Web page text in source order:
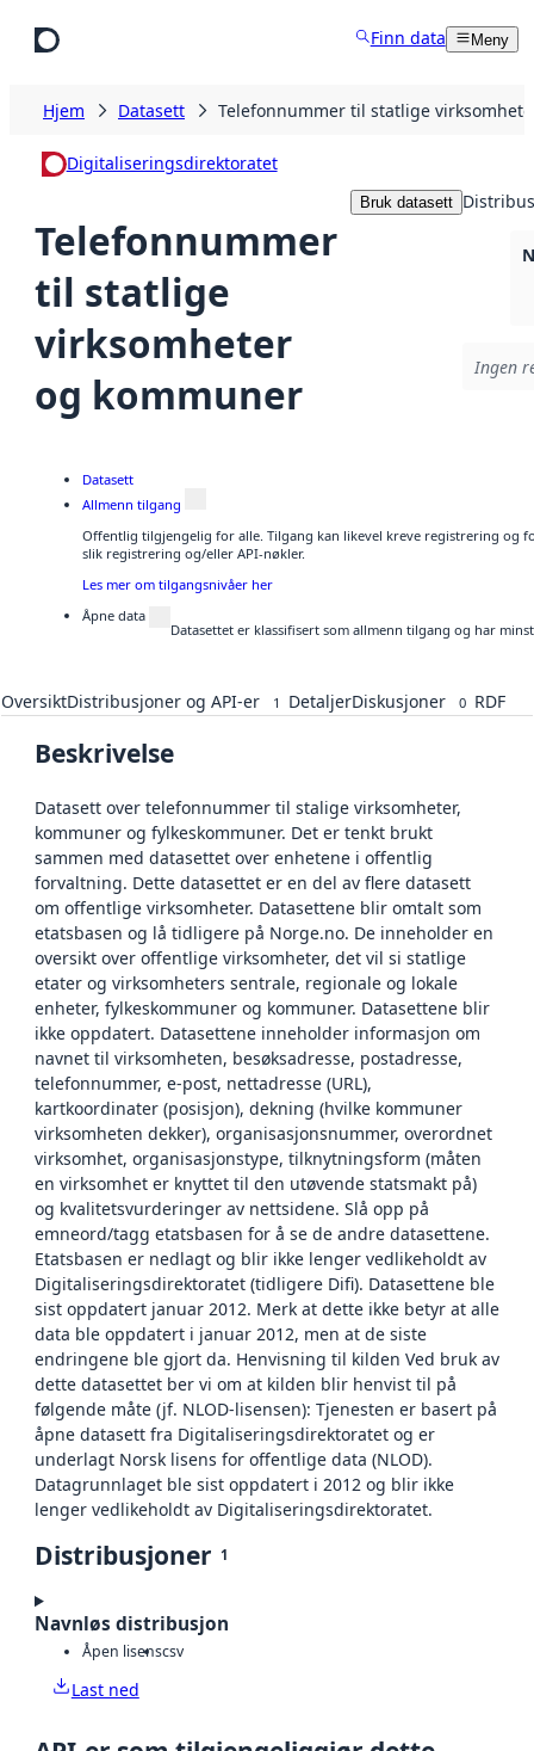
Finn data Meny
Hjem Datasett Telefonnummer til statlige
Digitaliseringsdirektoratet
Telefonnummer
til statlige
virksomheter
og kommuner
Bruk datasett
Ingen
Datasett
Allmenn tilgang
Offentlig tilgjengelig for alle. Tilgang kan likevel kreve registrering og
slik registrering og/eller API-nøkler.
Les mer om tilgangsnivåer her
Åpne data
Datasettet er klassifisert som allmenn tilgang og har
OversiktDistribusjoner og API-er 1 DetaljerDiskusjoner 0 RDF
Beskrivelse
Datasett over telefonnummer til stalige virksomheter,
kommuner og fylkeskommuner. Det er tenkt brukt
sammen med datasettet over enhetene i offentlig
forvaltning. Dette datasettet er en del av flere datasett
om offentlige virksomheter. Datasettene blir omtalt som
etatsbasen og lå tidligere på Norge.no. De inneholder en
oversikt over offentlige virksomheter, det vil si statlige
etater og virksomheters sentrale, regionale og lokale
enheter, fylkeskommuner og kommuner. Datasettene blir
ikke oppdatert. Datasettene inneholder informasjon om
navnet til virksomheten, besøksadresse, postadresse,
telefonnummer, e-post, nettadresse (URL),
kartkoordinater (posisjon), dekning (hvilke kommuner
virksomheten dekker), organisasjonsnummer, overordnet
virksomhet, organisasjonstype, tilknytningsform (måten
en virksomhet er knyttet til den utøvende statsmakt på)
og kvalitetsvurderinger av nettsidene. Slå opp på
emneord/tagg etatsbasen for å se de andre datasettene.
Etatsbasen er nedlagt og blir ikke lenger vedlikeholdt av
Digitaliseringsdirektoratet (tidligere Difi). Datasettene ble
sist oppdatert januar 2012. Merk at dette ikke betyr at alle
data ble oppdatert i januar 2012, men at de siste
endringene ble gjort da. Henvisning til kilden Ved bruk av
dette datasettet ber vi om at kilden blir henvist til på
følgende måte (jf. NLOD-lisensen): Tjenesten er basert på
åpne datasett fra Digitaliseringsdirektoratet og er
underlagt Norsk lisens for offentlige data (NLOD).
Datagrunnlaget ble sist oppdatert i 2012 og blir ikke
lenger vedlikeholdt av Digitaliseringsdirektoratet.
Distribusjoner 1
Navnløs distribusjon
Åpen lisenscsv
Last ned